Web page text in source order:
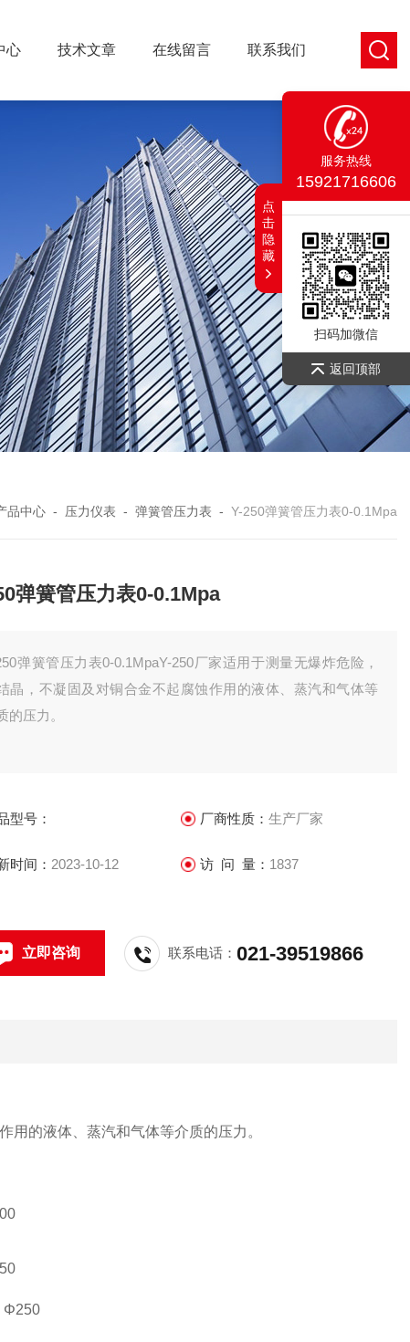
心 技术文章 在线留言 联系我们
品中心 - 压力仪表 - 弹簧管压力表 - Y-250弹簧管压力表0-0.1Mpa
弹簧管压力表0-0.1Mpa
弹簧管压力表0-0.1MpaY-250厂家适用于测量无爆炸危险，
晶，不凝固及对铜合金不起腐蚀作用的液体、蒸汽和气体等
的压力。
型号： 厂商性质： 生产厂家
时间： 2023-10-12 访 问 量： 1837
立即咨询 联系电话：021-39519866
的液体、蒸汽和气体等介质的压力。
Φ250
服务热线
15921716606
扫码加微信
返回顶部
点
击
隐
藏